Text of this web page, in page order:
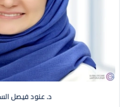
د. عنود فيصل